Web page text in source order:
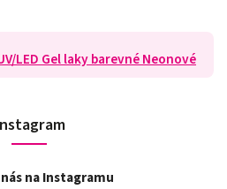
LED Gel laky barevné Neonové
na Instagramu